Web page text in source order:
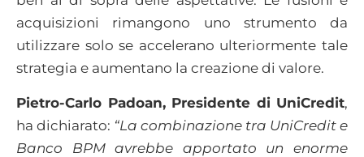
acquisizioni rimangono uno strumento da
utilizzare solo se accelerano ulteriormente tale
strategia e aumentano la creazione di valore.
Pietro-Carlo Padoan, Presidente di UniCredit,
ha dichiarato: “La combinazione tra UniCredit e
Banco BPM avrebbe apportato un enorme